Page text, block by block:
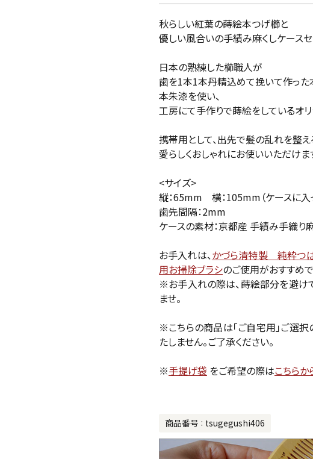
秋らしい紅葉の蒔絵本つげ櫛と
優しい風合いの手績み麻くしケースセ
日本の熟練した櫛職人が
歯を1本1本丹精込めて挽いて作っ
本朱漆を使い、
工房にて手作りで蒔絵をしているオリ
携帯用として、出先で髪の乱れを整え
愛らしくおしゃれにお使いいただけま
<サイズ>
縦：65mm 横：105mm（ケースに入
歯先間隔：2mm
ケースの素材：京都産 手績み手織り
お手入れは、かづら清特製 純粋つ
用お掃除ブラシのご使用がおすすめで
※お手入れの際は、蒔絵部分を避け
ませ。
※こちらの商品は「ご自宅用」ご選
たしません。ご了承ください。
※手提げ袋 をご希望の際はこちらか
商品番号 tsugegushi406